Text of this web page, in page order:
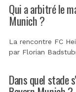
Qui a arbitré le
Munich ?
La rencontre FC
par Florian
Dans quel stade